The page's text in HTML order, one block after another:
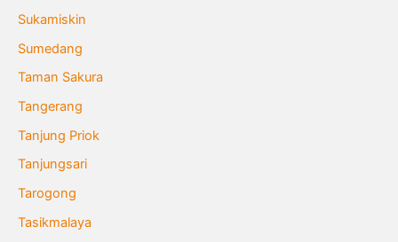
Sukamiskin
Sumedang
Taman Sakura
Tangerang
Tanjung Priok
Tanjungsari
Tarogong
Tasikmalaya